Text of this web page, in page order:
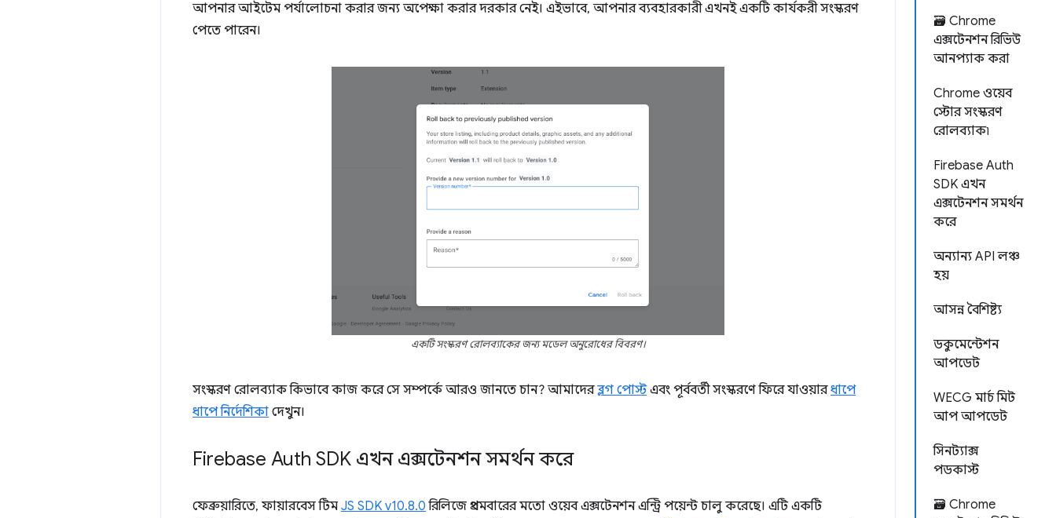
🗃️ Chrome
এক্সটেনশন রিভিউ
আনপ্যাক করা
Chrome ওয়েব
স্টোর সংস্করণ
রোলব্যাক৷
Firebase Auth
SDK এখন
এক্সটেনশন সমর্থন
করে
অন্যান্য API লঞ্চ
হয়
আসন্ন বৈশিষ্ট্য
ডকুমেন্টেশন
আপডেট
WECG মার্চ মিট
আপ আপডেট
সিনট্যাক্স
পডকাস্ট
🗃️ Chrome
আপনার আইটেম পর্যালোচনা করার জন্য অপেক্ষা করার দরকার নেই। এইভাবে, আপনার ব্যবহারকারী এখনই একটি কার্যকরী সংস্করণ
পেতে পারেন।
একটি সংস্করণ রোলব্যাকের জন্য মডেল অনুরোধের বিবরণ।
সংস্করণ রোলব্যাক কিভাবে কাজ করে সে সম্পর্কে আরও জানতে চান? আমাদেরব্লগ পোস্টএবং পূর্ববর্তী সংস্করণে ফিরে যাওয়ারধাপে
ধাপে নির্দেশিকা দেখুন।
Firebase Auth SDK এখন এক্সটেনশন সমর্থন করে
ফেব্রুয়ারিতে, ফায়ারবেস টিম JS SDK v10.8.0 রিলিজে প্রথমবারের মতো ওয়েব এক্সটেনশন এন্ট্রি পয়েন্ট চালু করেছে। এটি একটি